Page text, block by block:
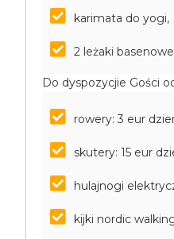
karimata do yogi,
2 leżaki
Do dyspozycjie Gości
rowery: 3 eur
skutery: 15 eur
hulajnogi
kijki nordic